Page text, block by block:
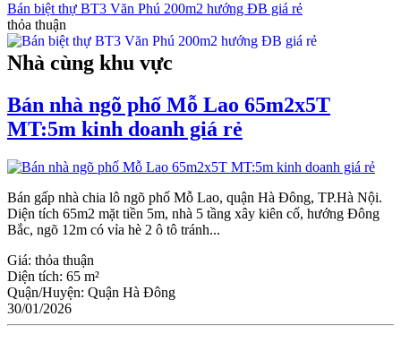
Bán biệt thự BT3 Văn Phú 200m2 hướng ĐB giá rẻ
thỏa thuận
Nhà cùng khu vực
Bán nhà ngõ phố Mỗ Lao 65m2x5T
MT:5m kinh doanh giá rẻ
Bán gấp nhà chia lô ngõ phố Mỗ Lao, quận Hà Đông, TP.Hà Nội.
Diện tích 65m2 mặt tiền 5m, nhà 5 tầng xây kiên cố, hướng Đông
Bắc, ngõ 12m có vỉa hè 2 ô tô tránh...
Giá: thỏa thuận
Diện tích: 65 m²
Quận/Huyện: Quận Hà Đông
30/01/2026